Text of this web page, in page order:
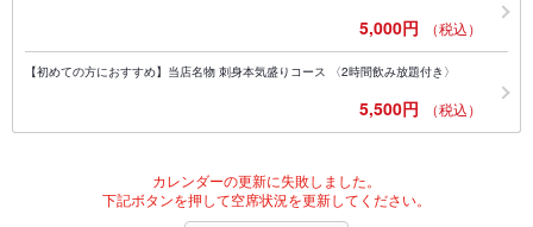
5,000円 （税込）
【初めての方におすすめ】当店名物 刺身本気盛りコース 〈2時間飲み放題付き〉
5,500円 （税込）
カレンダーの更新に失敗しました。
下記ボタンを押して空席状況を更新してください。